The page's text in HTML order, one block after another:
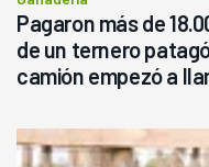
Pagaron más de
de un ternero
camión empezó a